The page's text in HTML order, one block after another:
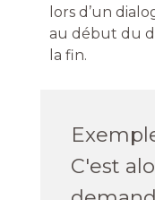
lors d’un
au début du
la fin.
C'est